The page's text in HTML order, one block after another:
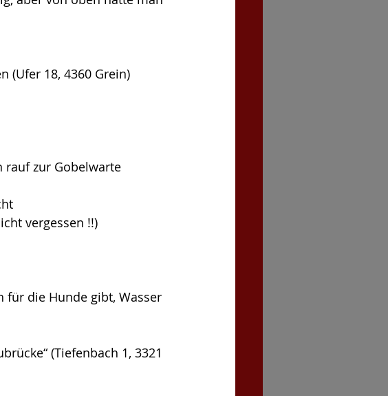
(Ufer 18, 4360 Grein)
rauf zur Gobelwarte
vergessen !!)
für die Hunde gibt, Wasser
(Tiefenbach 1, 3321